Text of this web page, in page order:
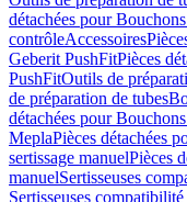
détachées pour
contrôleAccessoires
Geberit PushFitPièces
PushFitOutils de
de préparation de tubes
détachées pour
MeplaPièces détachées
sertissage manuelPièces
manuelSertisseuses
Sertisseuses